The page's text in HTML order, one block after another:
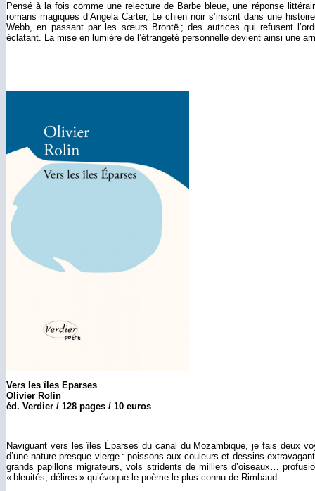
Pensé à la fois comme une relecture de Barbe bleue, une réponse
romans magiques d’Angela Carter, Le chien noir s’inscrit dans une
Webb, en passant par les sœurs Brontë ; des autrices qui refusent
éclatant. La mise en lumière de l’étrangeté personnelle devient ainsi une
Vers les îles Eparses
Olivier Rolin
éd. Verdier / 128 pages / 10 euros
Naviguant vers les îles Éparses du canal du Mozambique, je fais deux
d’une nature presque vierge : poissons aux couleurs et dessins
grands papillons migrateurs, vols stridents de milliers d’oiseaux…
« bleuités, délires » qu’évoque le poème le plus connu de Rimbaud.